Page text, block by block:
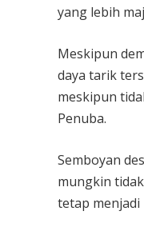
yang lebih
Meskipun
daya tarik
meskipun
Penuba.
Semboyan
mungkin
tetap menjadi